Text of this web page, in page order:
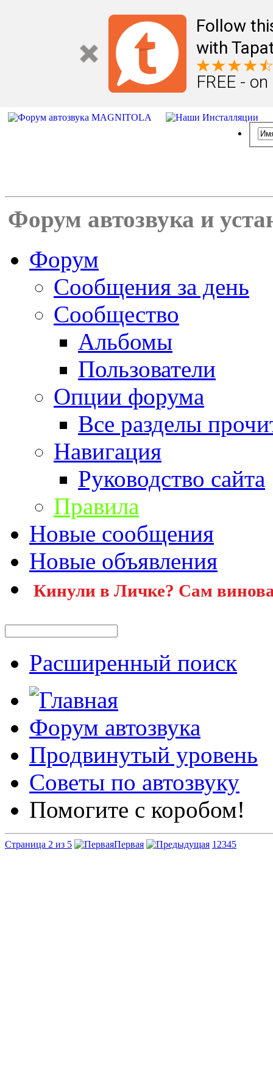
Follow
with
FREE -
Форум автозвука и
Форум
Сообщения за день
Сообщество
Альбомы
Пользователи
Опции форума
Все разделы
Навигация
Руководство сайта
Правила
Новые сообщения
Новые объявления
Кинули в Личке? Сам
Расширенный поиск
Форум автозвука
Продвинутый уровень
Советы по автозвуку
Помогите с коробом!
Страница 2 из 5 Первая 1 2345